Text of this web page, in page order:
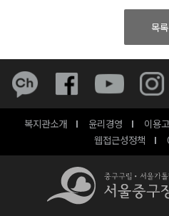
목록
복지관소개 윤리경영 이용
웹접근성정책